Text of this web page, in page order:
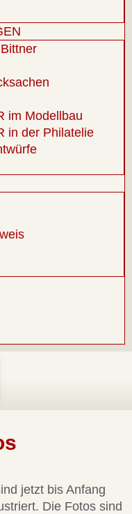
im Modellbau
in der Philatelie
jetzt bis Anfang
Die Fotos sind